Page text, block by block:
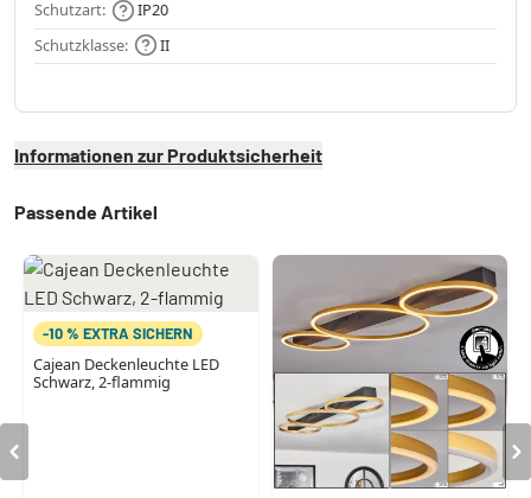
Schutzart:
IP20
Schutzklasse:
II
Informationen zur Produktsicherheit
Passende Artikel
-10 % EXTRA SICHERN
Cajean Deckenleuchte LED
Schwarz, 2-flammig